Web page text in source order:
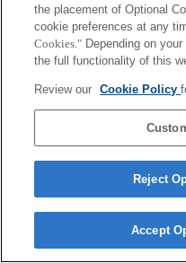
the placement of Optional
cookie preferences at any
Cookies." Depending on
the full functionality of this
Review our Cookie Policy
Reject
Accept